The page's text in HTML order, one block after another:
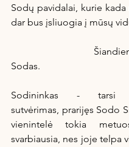
Sodų pavidalai, kurie
dar bus įsliuogia į mūsų
Šiandien Mes
Sodas.
Sodininkas - tarsi
sutvėrimas, prarijęs Sodo
vienintelė tokia
svarbiausia, nes joje telpa